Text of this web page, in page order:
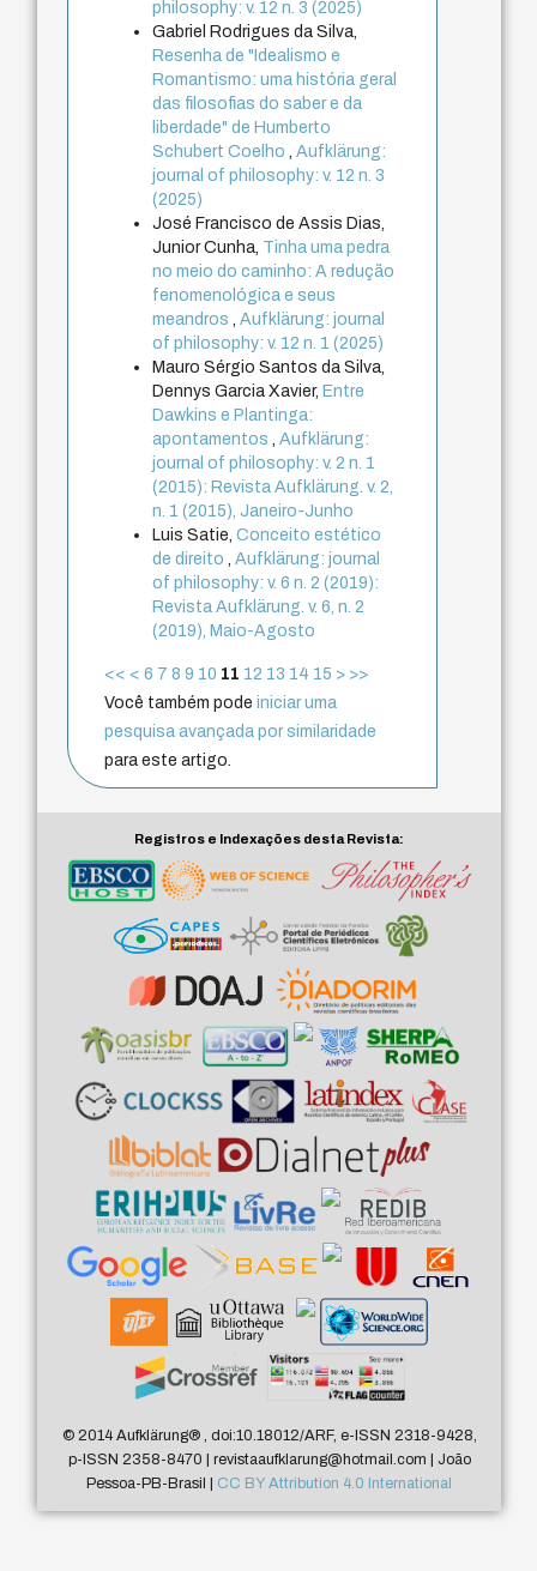
philosophy: v. 12 n. 3 (2025)
Gabriel Rodrigues da Silva,
Resenha de "Idealismo e
Romantismo: uma história geral
das filosofias do saber e da
liberdade" de Humberto
Schubert Coelho,Aufklärung:
journal of philosophy: v. 12 n. 3
(2025)
José Francisco de Assis Dias,
Junior Cunha, Tinha uma pedra
no meio do caminho: A redução
fenomenológica e seus
meandros,Aufklärung: journal
of philosophy: v. 12 n. 1 (2025)
Mauro Sérgio Santos da Silva,
Dennys Garcia Xavier, Entre
Dawkins e Plantinga:
apontamentos,Aufklärung:
journal of philosophy: v. 2 n. 1
(2015): Revista Aufklärung. v. 2,
n. 1 (2015), Janeiro-Junho
Luis Satie,Conceito estético
de direito,Aufklärung: journal
of philosophy: v. 6 n. 2 (2019):
Revista Aufklärung. v. 6, n. 2
(2019), Maio-Agosto
<< < 6 7 8 9 10 11 12 13 14 15 > >>
Você também podeiniciar uma
pesquisa avançada por similaridade
para este artigo.
Registros e Indexações desta Revista:
© 2014 Aufklärung®, doi:10.18012/ARF, e-ISSN 2318-9428,
p-ISSN 2358-8470 | revistaaufklarung@hotmail.com | João
Pessoa-PB-Brasil | CC BY Attribution 4.0 International